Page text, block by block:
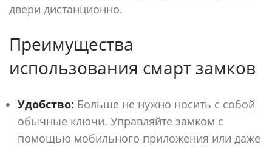
двери дистанционно.
Преимущества
использования смарт замков
Удобство: Больше не нужно носить с собой
обычные ключи. Управляйте замком с
помощью мобильного приложения или даже